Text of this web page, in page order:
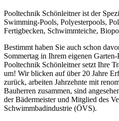
Pooltechnik Schönleitner ist der
Swimming-Pools, Polyesterpools,
Fertigbecken, Schwimmteiche,
Bestimmt haben Sie auch schon
Sommertag in Ihrem eigenen
Pooltechnik Schönleitner setzt Ihre
um! Wir blicken auf über 20 Jahre
zurück, arbeiten Jahrzehnte mit
Bauherren zusammen, sind
der Bädermeister und Mitglied des
Schwimmbadindustrie (ÖVS).